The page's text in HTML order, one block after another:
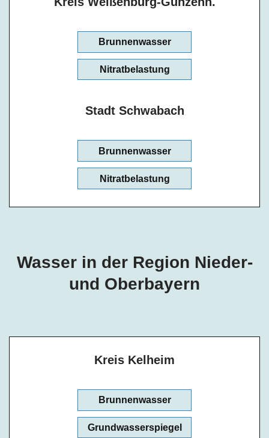
Brunnenwasser
Nitratbelastung
Stadt Schwabach
Brunnenwasser
Nitratbelastung
Wasser in der Region Nieder-
und Oberbayern
Kreis Kelheim
Brunnenwasser
Grundwasserspiegel